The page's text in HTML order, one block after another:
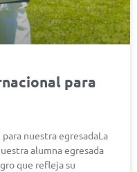
para
nuestra egresadaLa
alumna egresada
que refleja su